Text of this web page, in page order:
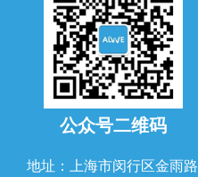
公众号二维码
地址：上海市闵行区金雨